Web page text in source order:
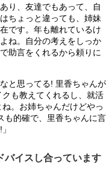
り、友達でもあって、自
ちょっと違っても、姉妹
です。年も離れているけ
ね。自分の考えをしっか
助言をくれるから頼りに
と思ってる! 里香ちゃんが
も教えてくれるし、就活
。お姉ちゃんだけどやっ
も的確で、里香ちゃんに言
イスし合っています